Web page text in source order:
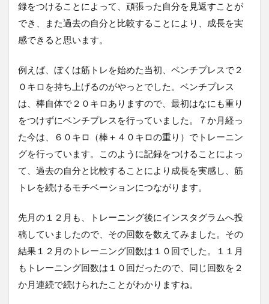
録をつけることによって、頑張った自分を見返すことが
でき、また過去の自分と比較することにより、成長を実
感できると思います。
例えば、ぼくは筋トレを始めた当初、ベンチプレスで２
０キロを持ち上げるのがやっとでした。ベンチプレス
は、棒自体で２０キロありますので、最初はなにも重り
をつけずにベンチプレスを行っていました。７か月経っ
た今は、６０キロ（棒＋４０キロの重り）でトレーニン
グを行っています。このように記録をつけることによっ
て、過去の自分と比較することにより成長を実感し、筋
トレを続けるモチベーションにつながります。
先月の１２月も、トレーニング後にインスタグラムへ投
稿していましたので、その回数を数えてみました。その
結果１２月のトレーニング回数は１０回でした。１１月
もトレーニング回数は１０回だったので、同じ回数を２
か月連続で続けられたことがわかりますね。